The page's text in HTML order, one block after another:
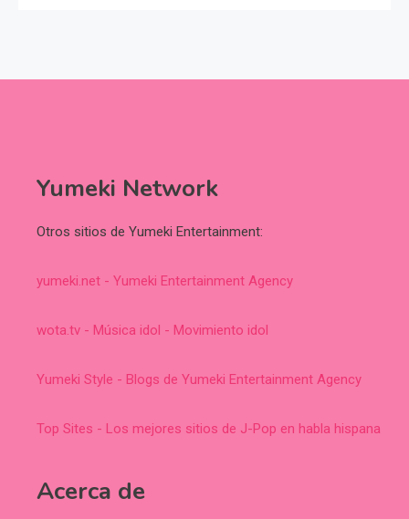
Yumeki Network
Otros sitios de Yumeki Entertainment:
yumeki.net - Yumeki Entertainment Agency
wota.tv - Música idol - Movimiento idol
Yumeki Style - Blogs de Yumeki Entertainment Agency
Top Sites - Los mejores sitios de J-Pop en habla hispana
Acerca de